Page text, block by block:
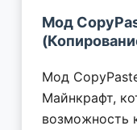
Мод
Мод
Майнкрафт,
возможность